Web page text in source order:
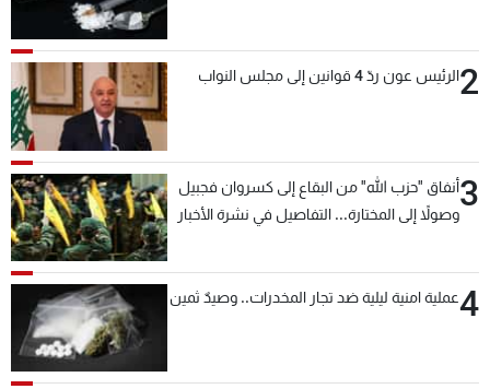
2الرئيس عون ردّ 4 قوانين إلى مجلس النواب
3أنفاق "حزب الله" من البقاع إلى كسروان فجبيل
وصولاً إلى المختارة... التفاصيل في نشرة الأخبار
4عملية امنية ليلية ضد تجار المخدرات.. وصيدٌ ثمين
شروط الإسـتخدام
سياسة الخصوصية